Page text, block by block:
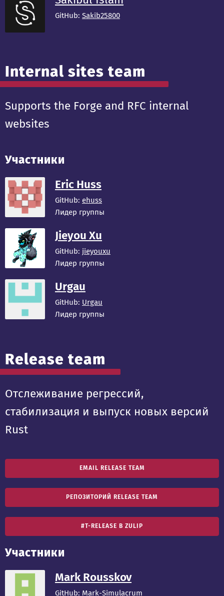
GitHub: Sakib25800
Internal sites team
Supports the Forge and RFC internal
websites
Участники
Eric Huss
GitHub: ehuss
Лидер группы
Jieyou Xu
GitHub: jieyouxu
Лидер группы
Urgau
GitHub: Urgau
Лидер группы
Release team
Отслеживание регрессий,
стабилизация и выпуск новых версий
Rust
EMAIL RELEASE TEAM
РЕПОЗИТОРИЙ RELEASE TEAM
#T-RELEASE В ZULIP
Участники
Mark Rousskov
GitHub: Mark-Simulacrum